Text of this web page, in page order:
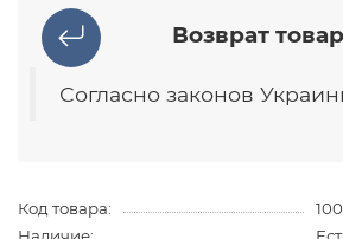
Возврат
Согласно законов
Код товара: